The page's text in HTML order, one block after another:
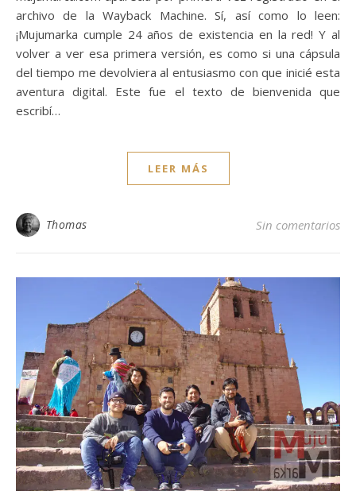
archivo de la Wayback Machine. Sí, así como lo leen:
¡Mujumarka cumple 24 años de existencia en la red! Y al
volver a ver esa primera versión, es como si una cápsula
del tiempo me devolviera al entusiasmo con que inicié esta
aventura digital. Este fue el texto de bienvenida que
escribí…
LEER MÁS
Thomas Sin comentarios